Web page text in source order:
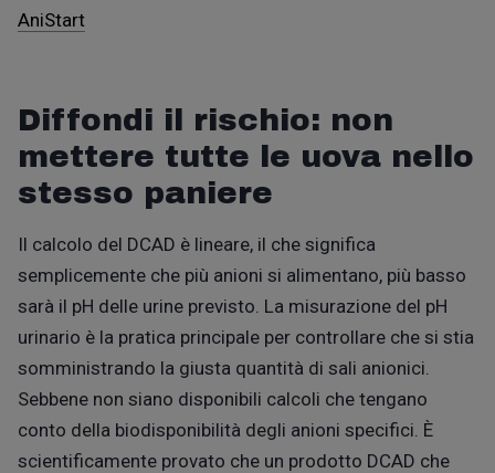
AniStart
Diffondi il rischio: non
mettere tutte le uova nello
stesso paniere
Il calcolo del DCAD è lineare, il che significa
semplicemente che più anioni si alimentano, più basso
sarà il pH delle urine previsto. La misurazione del pH
urinario è la pratica principale per controllare che si stia
somministrando la giusta quantità di sali anionici.
Sebbene non siano disponibili calcoli che tengano
conto della biodisponibilità degli anioni specifici. È
scientificamente provato che un prodotto DCAD che